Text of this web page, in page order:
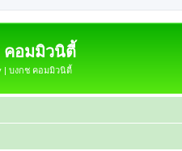
คอมมิวนิตี้
| บงกช คอมมิวนิตี้